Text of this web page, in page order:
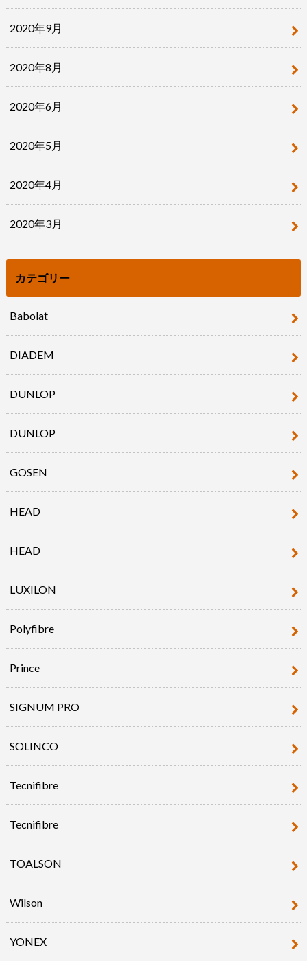
2020年9月
2020年8月
2020年6月
2020年5月
2020年4月
2020年3月
カテゴリー
Babolat
DIADEM
DUNLOP
DUNLOP
GOSEN
HEAD
HEAD
LUXILON
Polyfibre
Prince
SIGNUM PRO
SOLINCO
Tecnifibre
Tecnifibre
TOALSON
Wilson
YONEX